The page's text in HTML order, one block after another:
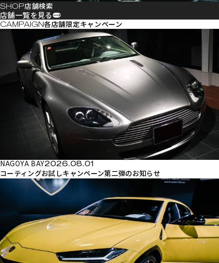
店舗検索
店舗一覧を見る
各店舗限定キャンペーン
NAGOYA BAY2026.08.01
コーティングお試しキャンペーン第二弾のお知らせ